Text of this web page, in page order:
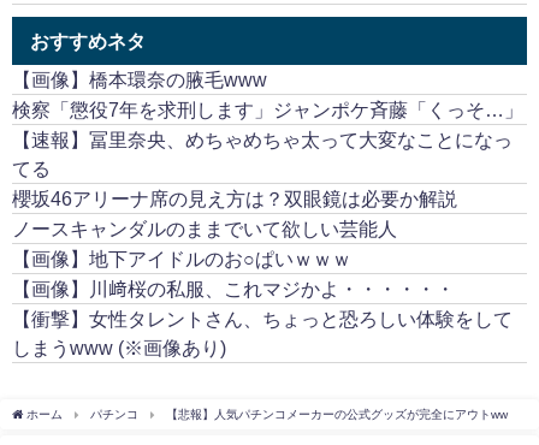
おすすめネタ
【画像】橋本環奈の腋毛www
検察「懲役7年を求刑します」ジャンポケ斉藤「くっそ…」
【速報】冨里奈央、めちゃめちゃ太って大変なことになっ
てる
櫻坂46アリーナ席の見え方は？双眼鏡は必要か解説
ノースキャンダルのままでいて欲しい芸能人
【画像】地下アイドルのお○ぱいｗｗｗ
【画像】川﨑桜の私服、これマジかよ・・・・・・
【衝撃】女性タレントさん、ちょっと恐ろしい体験をして
しまうwww (※画像あり)
ホーム パチンコ 【悲報】人気パチンコメーカーの公式グッズが完全にアウトww